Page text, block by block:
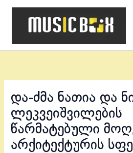
Skip
და-ძმა ნათია და
ლეკვეიშვილების
წარმატებული
არქიტექტურის